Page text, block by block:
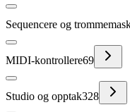
Sequencere og
MIDI-kontrollere69
Studio og opptak328